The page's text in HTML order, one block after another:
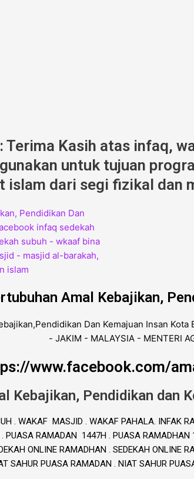
Terima Kasih atas infaq,
untuk tujuan
islam dari segi fizikal dan
Amal Kebajikan,
www.facebook.com/
Kebajikan, Pendidikan dan
. WAKAF MASJID . WAKAF PAHALA. INFAK
PUASA RAMADAN 1447H . PUASA
ONLINE RAMADHAN . SEDEKAH
SAHUR PUASA RAMADAN . NIAT SAHUR